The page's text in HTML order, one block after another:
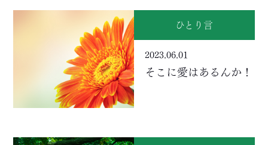
ひとり言
2023.06.01
そこに愛はあるんか！